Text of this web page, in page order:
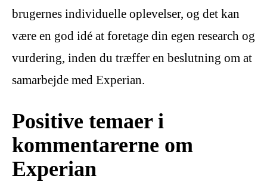
brugernes individuelle oplevelser, og det kan
være en god idé at foretage din egen research og
vurdering, inden du træffer en beslutning om at
samarbejde med Experian.
Positive temaer i
kommentarerne om
Experian